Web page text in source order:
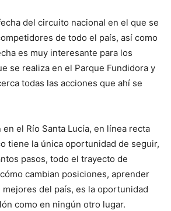
del circuito nacional en el que se
de todo el país, así como
es muy interesante para los
se realiza en el Parque Fundidora y
todas las acciones que ahí se
en el Río Santa Lucía, en línea recta
tiene la única oportunidad de seguir,
pasos, todo el trayecto de
cambian posiciones, aprender
del país, es la oportunidad
como en ningún otro lugar.